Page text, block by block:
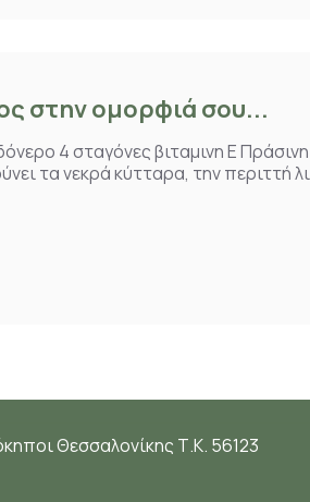
στην ομορφιά σου...
4 σταγόνες βιταμινη Ε
τα νεκρά κύτταρα, την περιττή
Θεσσαλονίκης Τ.Κ. 56123